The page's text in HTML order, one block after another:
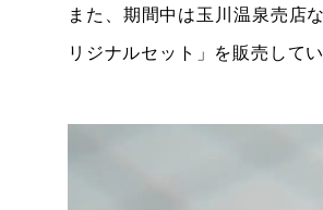
また、期間中は玉川温泉売店
リジナルセット」を販売して